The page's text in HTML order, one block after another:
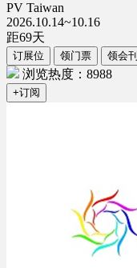
PV Taiwan
2026.10.14~10.16
距69天
订展位 领门票 领会刊
浏览热度：8988
+订阅